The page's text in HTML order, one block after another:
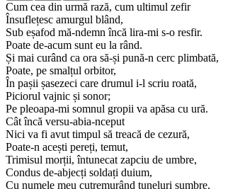
Cum cea din urmă rază, cum ultimul zefir
Însuflețesc amurgul blând,
Sub eșafod mă-ndemn încă lira-mi s-o resfir.
Poate de-acum sunt eu la rând.
Și mai curând ca ora să-și pună-n cerc plimbată,
Poate, pe smalțul orbitor,
În pașii șasezeci care drumul i-l scriu roată,
Piciorul vajnic și sonor;
Pe pleoapa-mi somnul gropii va apăsa cu ură.
Cât încă versu-abia-nceput
Nici va fi avut timpul să treacă de cezură,
Poate-n acești pereți, temut,
Trimisul morții, întunecat zapciu de umbre,
Condus de-abjecți soldați duium,
Cu numele meu cutremurând tuneluri sumbre,